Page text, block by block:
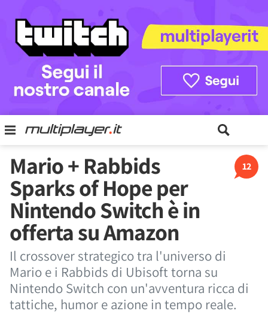
12
Mario + Rabbids
Sparks of Hope per
Nintendo Switch è in
offerta su Amazon
Il crossover strategico tra l'universo di
Mario e i Rabbids di Ubisoft torna su
Nintendo Switch con un'avventura ricca di
tattiche, humor e azione in tempo reale.